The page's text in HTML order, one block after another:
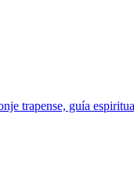
trapense, guía